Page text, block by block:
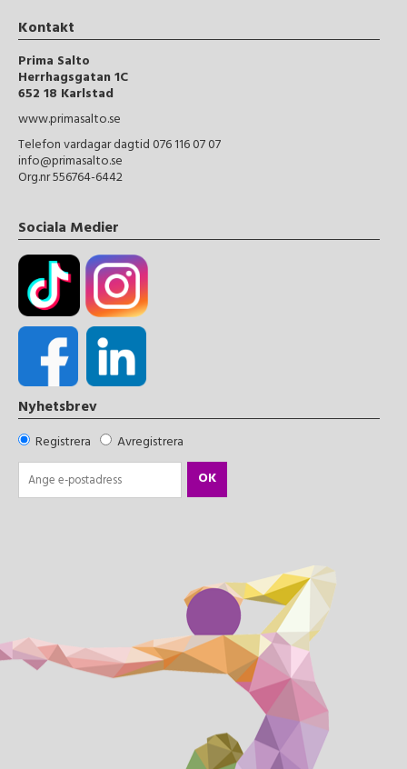
Kontakt
Prima Salto
Herrhagsgatan 1C
652 18 Karlstad
www.primasalto.se
Telefon vardagar dagtid 076 116 07 07
info@primasalto.se
Org.nr 556764-6442
Sociala Medier
Nyhetsbrev
Registrera
Avregistrera
OK